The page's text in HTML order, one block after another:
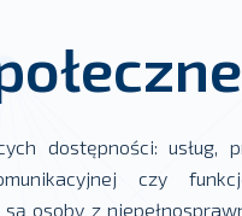
dostępności: usług,
czy
osoby z